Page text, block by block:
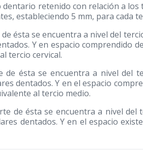
retenido con relación a los
estableciendo 5 mm, para cada
ésta se encuentra a nivel del
Y en espacio comprendido
tercio cervical.
ésta se encuentra a nivel del
dentados. Y en el espacio
al tercio medio.
de ésta se encuentra a nivel del
dentados. Y en el espacio